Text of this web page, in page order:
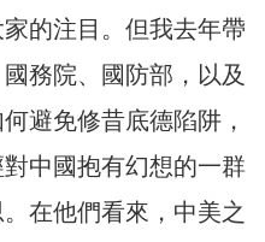
的注目。但我去年帶
務院、國防部，以及
避免修昔底德陷阱，
中國抱有幻想的一群
在他們看來，中美之